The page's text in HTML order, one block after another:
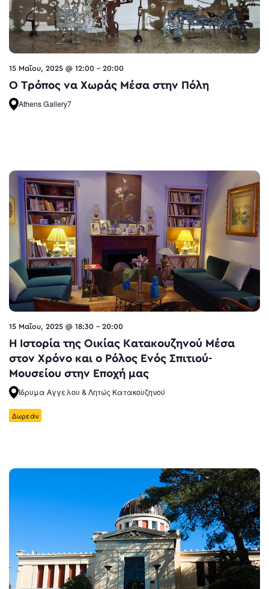
15 Μαΐου, 2025 @ 12:00 - 20:00
O Τρόπος να Χωράς Μέσα στην Πόλη
Athens Gallery7
15 Μαΐου, 2025 @ 18:30 - 20:00
Η Ιστορία της Οικίας Κατακουζηνού Μέσα
στον Χρόνο και ο Ρόλος Ενός Σπιτιού-
Μουσείου στην Εποχή μας
Ίδρυμα Αγγελου & Λητώς Κατακουζηνού
Δωρεάν